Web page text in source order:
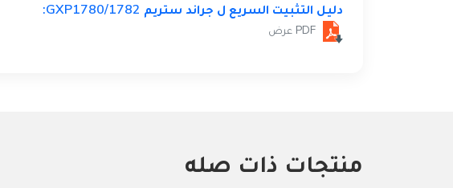
دليل التثبيت السريع ل جراند ستريم GXP1780/1782:
منتجات ذات صله